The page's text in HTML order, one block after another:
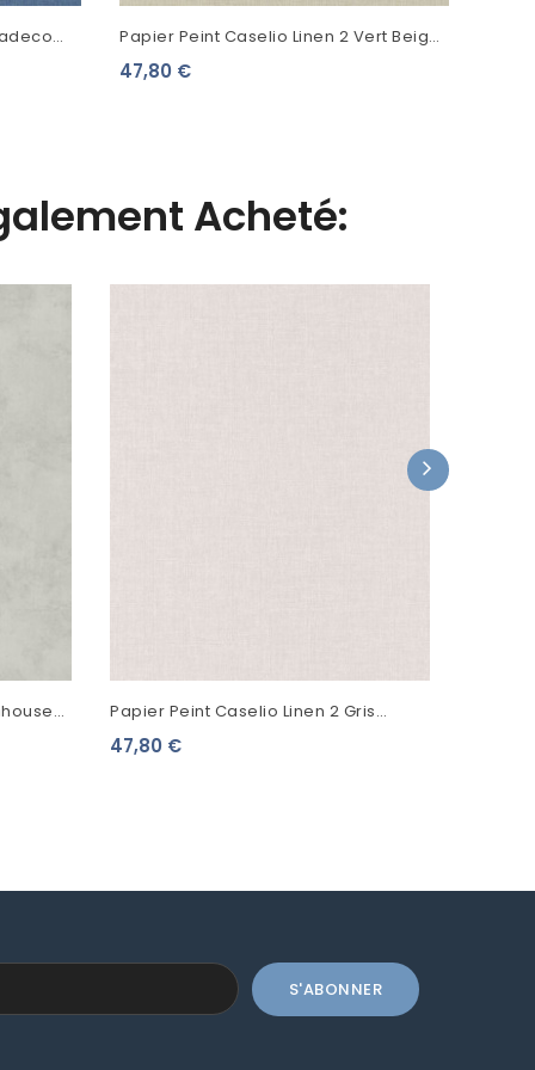
Papier Peint Caselio Linen 2 Vert Beige
Clair 68527000
47,80 €
Acheté:
Papier Peint Caselio Linen 2 Gris
68529140
47,80 €